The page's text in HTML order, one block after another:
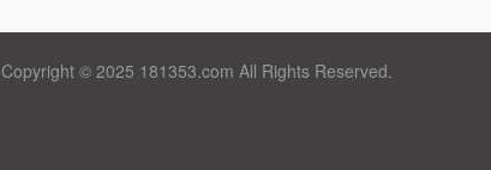
Copyright © 2025 181353.com All Rights Reserved.